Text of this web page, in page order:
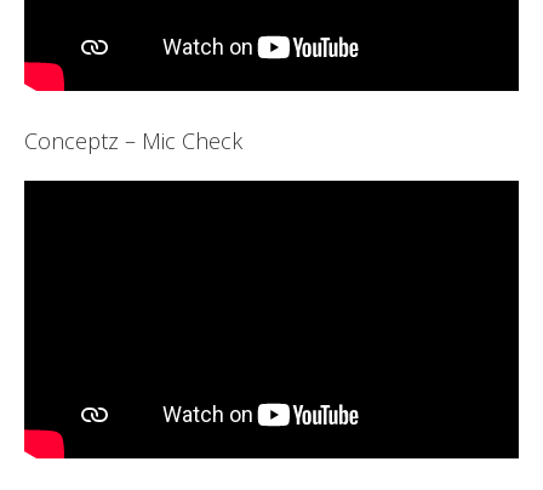
Conceptz – Mic Check